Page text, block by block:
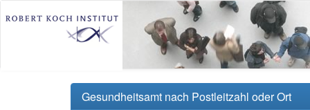
Gesundheitsamt nach Postleitzahl oder Ort